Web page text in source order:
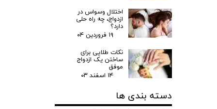
اختلال وسواس در
ازدواج، چه راه حلی
دارد؟
۱۹ فروردین ۰۴
نکات طلایی برای
ساختن یک ازدواج
موفق
۱۴ اسفند ۰۳
دسته بندی ها